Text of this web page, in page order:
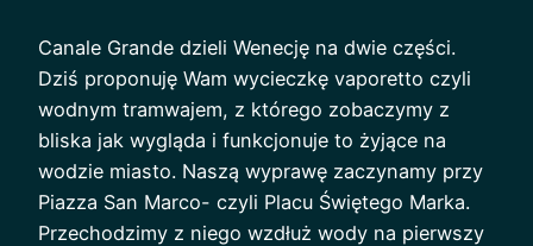
Canale Grande dzieli Wenecję na dwie części.
Dziś proponuję Wam wycieczkę vaporetto czyli
wodnym tramwajem, z którego zobaczymy z
bliska jak wygląda i funkcjonuje to żyjące na
wodzie miasto. Naszą wyprawę zaczynamy przy
Piazza San Marco- czyli Placu Świętego Marka.
Przechodzimy z niego wzdłuż wody na pierwszy